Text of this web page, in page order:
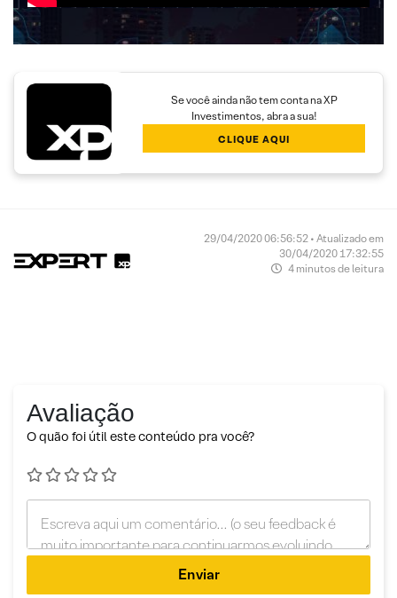
Se você ainda não tem conta na XP
Investimentos, abra a sua!
CLIQUE AQUI
29/04/2020 06:56:52 • Atualizado em
30/04/2020 17:32:55
4 minutos de leitura
Avaliação
O quão foi útil este conteúdo pra você?
Enviar